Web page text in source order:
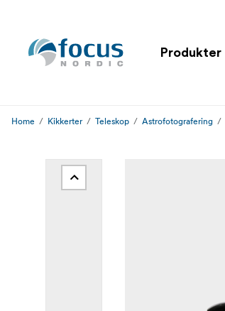
Produkter
Home Kikkerter Teleskop Astrofotografering